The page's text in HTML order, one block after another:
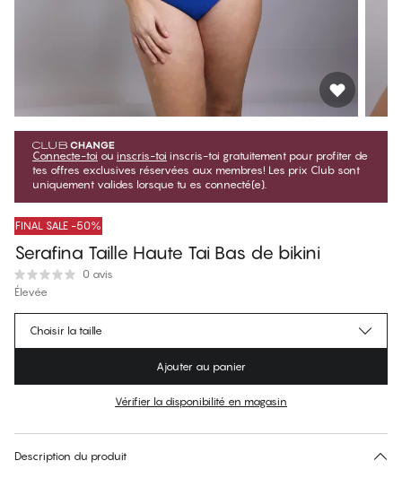
Connecte-toi ou inscris-toi inscris-toi gratuitement pour profiter de
tes offres exclusives réservées aux membres! Les prix Club sont
uniquement valides lorsque tu es connecté(e).
FINAL SALE -50%
Serafina Taille Haute Tai Bas de bikini
0 avis
Élevée
$44.50Prix régulier
Pas de taille suggérée pour cet article
Choisir la taille
Ajouter au panier
Vérifier la disponibilité en magasin
Description du produit